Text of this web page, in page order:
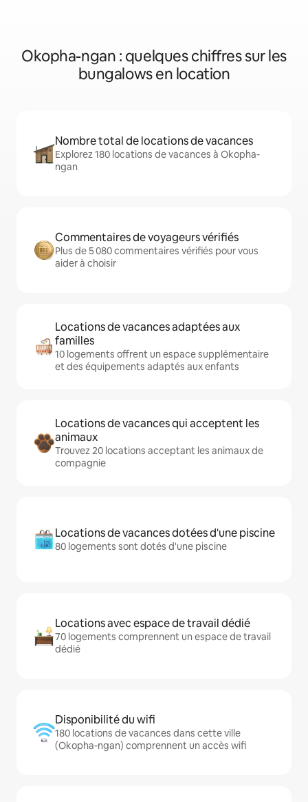
Okopha-ngan : quelques chiffres sur les
bungalows en location
Nombre total de locations de vacances
Explorez 180 locations de vacances à Okopha-
ngan
Commentaires de voyageurs vérifiés
Plus de 5 080 commentaires vérifiés pour vous
aider à choisir
Locations de vacances adaptées aux
familles
10 logements offrent un espace supplémentaire
et des équipements adaptés aux enfants
Locations de vacances qui acceptent les
animaux
Trouvez 20 locations acceptant les animaux de
compagnie
Locations de vacances dotées d'une piscine
80 logements sont dotés d'une piscine
Locations avec espace de travail dédié
70 logements comprennent un espace de travail
dédié
Disponibilité du wifi
180 locations de vacances dans cette ville
(Okopha-ngan) comprennent un accès wifi